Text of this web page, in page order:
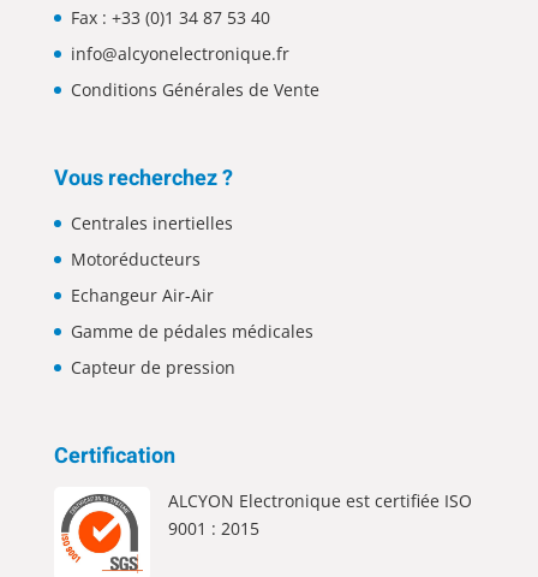
Fax : +33 (0)1 34 87 53 40
info@alcyonelectronique.fr
Conditions Générales de Vente
Vous recherchez ?
Centrales inertielles
Motoréducteurs
Echangeur Air-Air
Gamme de pédales médicales
Capteur de pression
Certification
ALCYON Electronique est certifiée ISO
9001 : 2015